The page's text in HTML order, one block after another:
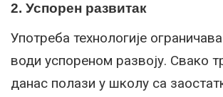
2. Успорен развитак
Употреба технологије
води успореном развоју. Свако
данас полази у школу са